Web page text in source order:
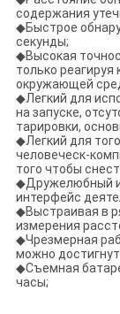
содержания
◆Быстрое
секунды;
◆Высокая
только
окружающей
◆Легкий для
на запуске,
тарировки,
◆Легкий для
человеческ-
того чтобы
◆Дружелюбный
интерфейс
◆Выстраивая в
измерения
◆Чрезмерная
можно
◆Съемная
часы;